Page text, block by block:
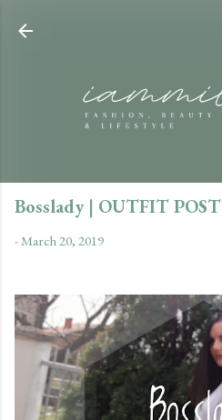
Bosslady | OUTFIT POST
-March 20, 2019